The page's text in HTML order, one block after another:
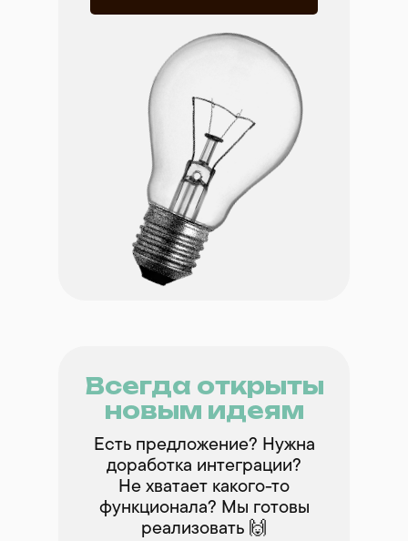
Есть предложение? Нужна
доработка интеграции?
Не хватает какого-то
функционала? Мы готовы
реализовать 🙌
Всегда открыты
новым идеям